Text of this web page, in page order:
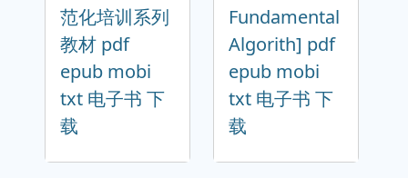
范化培训系列
教材 pdf
epub mobi
txt 电子书 下
载
Fundamental
Algorith] pdf
epub mobi
txt 电子书 下
载